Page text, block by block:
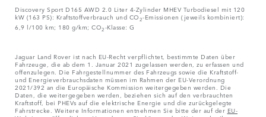
Discovery Sport D165 AWD 2.0 Liter 4-Zylinder MHEV Turbodiesel mit 120
kW (163 PS): Kraftstoffverbrauch und CO2-Emissionen (jeweils kombiniert):
6,9 l/100 km; 180 g/km; CO2-Klasse: G
Jaguar Land Rover ist nach EU-Recht verpflichtet, bestimmte Daten über
Fahrzeuge, die ab dem 1. Januar 2021 zugelassen werden, zu erfassen und
offenzulegen. Die Fahrgestellnummer des Fahrzeugs sowie die Kraftstoff-
und Energieverbrauchsdaten müssen im Rahmen der EU-Verordnung
2021/392 an die Europäische Kommission weitergegeben werden. Die
Daten, die weitergegeben werden, beziehen sich auf den verbrauchten
Kraftstoff, bei PHEVs auf die elektrische Energie und die zurückgelegte
Fahrstrecke. Weitere Informationen entnehmen Sie bitte der auf der EU-